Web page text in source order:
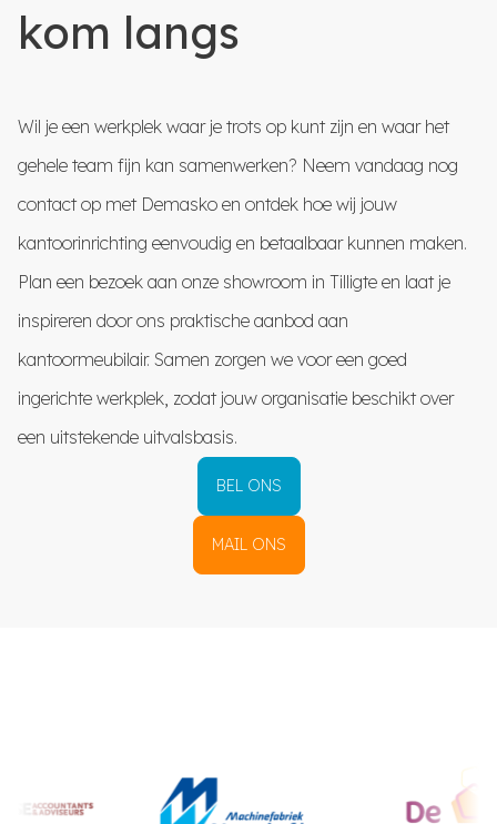
kom langs
Wil je een werkplek waar je trots op kunt zijn en waar het
gehele team fijn kan samenwerken? Neem vandaag nog
contact op met Demasko en ontdek hoe wij jouw
kantoorinrichting eenvoudig en betaalbaar kunnen maken.
Plan een bezoek aan onze showroom in Tilligte en laat je
inspireren door ons praktische aanbod aan
kantoormeubilair. Samen zorgen we voor een goed
ingerichte werkplek, zodat jouw organisatie beschikt over
een uitstekende uitvalsbasis.
BEL ONS
MAIL ONS